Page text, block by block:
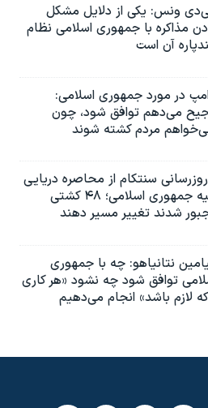
ونس: یکی از دلایل مشکل
مذاکره با جمهوری اسلامی نظام
آن است
در مورد جمهوری اسلامی:
می‌دهم توافق شود، چون
مردم کشته شوند
سنتکام از محاصره دریایی
علیه جمهوری اسلامی؛ ۴۸ کشتی
شدند تغییر مسیر دهند
نتانیاهو: چه با جمهوری
توافق شود چه نشود «هر کاری
که لازم باشد» انجام می‌دهیم